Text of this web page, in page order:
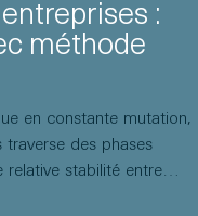
:
méthode
en constante mutation,
traverse des phases
relative stabilité entre